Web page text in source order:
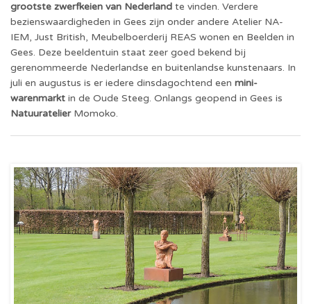
grootste zwerfkeien van Nederland te vinden. Verdere
bezienswaardigheden in Gees zijn onder andere Atelier NA-
IEM, Just British, Meubelboerderij REAS wonen en Beelden in
Gees. Deze beeldentuin staat zeer goed bekend bij
gerenommeerde Nederlandse en buitenlandse kunstenaars. In
juli en augustus is er iedere dinsdagochtend een mini-
warenmarkt in de Oude Steeg. Onlangs geopend in Gees is
NatuuratelierMomoko.